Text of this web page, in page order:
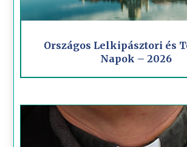
Országos Lelkipásztori és
Napok – 2026